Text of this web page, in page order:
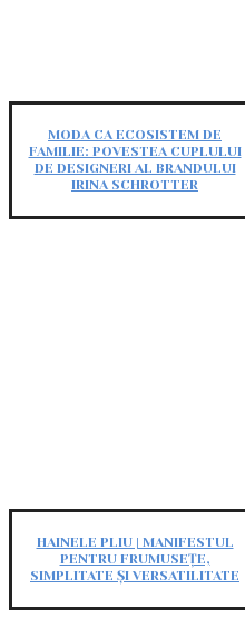
MODA CA ECOSISTEM DE
FAMILIE: POVESTEA CUPLULUI
DE DESIGNERI AL BRANDULUI
IRINA SCHROTTER
HAINELE PLIU | MANIFESTUL
PENTRU FRUMUSEȚE,
SIMPLITATE ȘI VERSATILITATE